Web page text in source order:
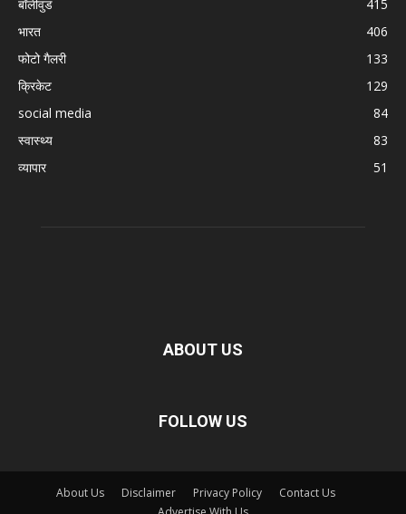
बॉलीवुड
415
भारत
406
फोटो गैलरी
133
क्रिकेट
129
social media
84
स्वास्थ्य
83
व्यापार
51
ABOUT US
FOLLOW US
About Us Disclaimer Privacy Policy
Contact Us